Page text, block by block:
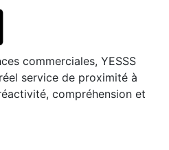
commerciales, YESSS
service de proximité à
compréhension et